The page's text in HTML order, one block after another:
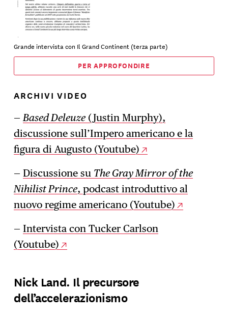
Grande intervista con Il Grand Continent (terza parte)
PER APPROFONDIRE
ARCHIVI VIDEO
—Based Deleuze(Justin Murphy),
discussione sull’Impero americano e la
figura di Augusto (Youtube)
—Discussione su The Gray Mirror of the
Nihilist Prince, podcast introduttivo al
nuovo regime americano (Youtube)
—Intervista con Tucker Carlson
(Youtube)
Nick Land. Il precursore
dell’accelerazionismo